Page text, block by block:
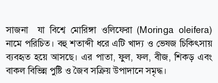
সাজনা যা বিশ্বে মোরিঙ্গা ওলিফেরা (Moringa oleifera)
নামে পরিচিত। বহু শতাব্দী ধরে এটি খাদ্য ও ভেষজ চিকিৎসায়
ব্যবহৃত হয়ে আসছে। এর পাতা, ফুল, ফল, বীজ, শিকড় এবং
বাকল বিভিন্ন পুষ্টি ও জৈব সক্রিয় উপাদানে সমৃদ্ধ।